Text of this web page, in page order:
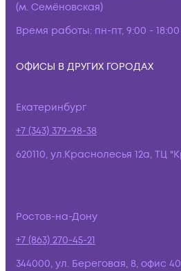
(м. Семёновская)
Время работы: пн-пт, 9:00 - 18:00
ОФИСЫ В ДРУГИХ ГОРОДАХ
Екатеринбург
+7 (343) 379-98-38
620110, ул.Краснолесья 12а, ТЦ
Ростов-на-Дону
+7 (863) 270-45-21
344000, ул. Береговая, 8, офис